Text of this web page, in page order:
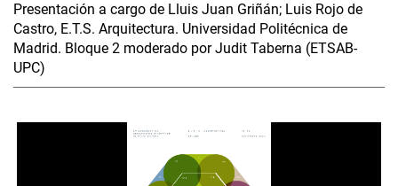
Presentación a cargo de Lluis Juan Griñán; Luis Rojo de
Castro, E.T.S. Arquitectura. Universidad Politécnica de
Madrid. Bloque 2 moderado por Judit Taberna (ETSAB-
UPC)